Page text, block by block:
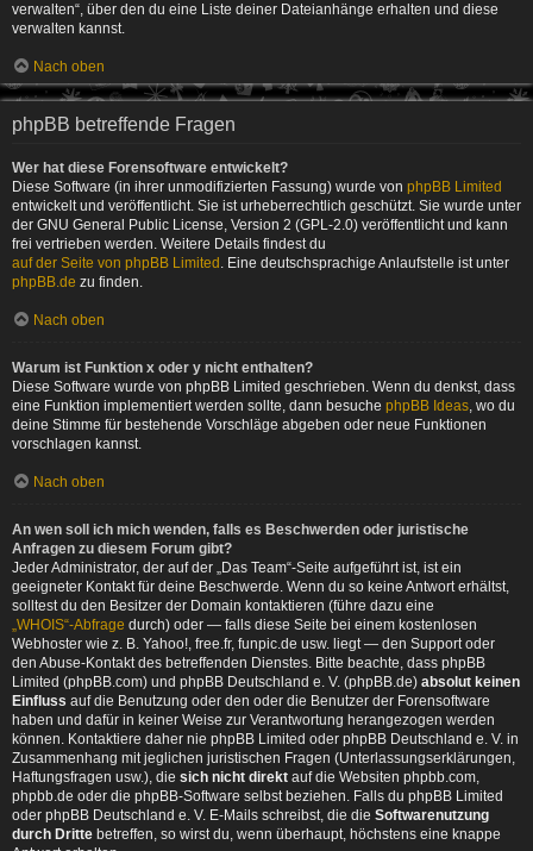
verwalten“, über den du eine Liste deiner Dateianhänge erhalten und diese
verwalten kannst.
Nach oben
phpBB betreffende Fragen
Wer hat diese Forensoftware entwickelt?
Diese Software (in ihrer unmodifizierten Fassung) wurde von phpBB Limited
entwickelt und veröffentlicht. Sie ist urheberrechtlich geschützt. Sie wurde unter
der GNU General Public License, Version 2 (GPL-2.0) veröffentlicht und kann
frei vertrieben werden. Weitere Details findest du
auf der Seite von phpBB Limited . Eine deutschsprachige Anlaufstelle ist unter
phpBB.de zu finden.
Nach oben
Warum ist Funktion x oder y nicht enthalten?
Diese Software wurde von phpBB Limited geschrieben. Wenn du denkst, dass
eine Funktion implementiert werden sollte, dann besuche phpBB Ideas, wo du
deine Stimme für bestehende Vorschläge abgeben oder neue Funktionen
vorschlagen kannst.
Nach oben
An wen soll ich mich wenden, falls es Beschwerden oder juristische
Anfragen zu diesem Forum gibt?
Jeder Administrator, der auf der „Das Team“-Seite aufgeführt ist, ist ein
geeigneter Kontakt für deine Beschwerde. Wenn du so keine Antwort erhältst,
solltest du den Besitzer der Domain kontaktieren (führe dazu eine
„WHOIS“-Abfrage durch) oder — falls diese Seite bei einem kostenlosen
Webhoster wie z. B. Yahoo!, free.fr, funpic.de usw. liegt — den Support oder
den Abuse-Kontakt des betreffenden Dienstes. Bitte beachte, dass phpBB
Limited (phpBB.com) und phpBB Deutschland e. V. (phpBB.de) absolut keinen
Einfluss auf die Benutzung oder den oder die Benutzer der Forensoftware
haben und dafür in keiner Weise zur Verantwortung herangezogen werden
können. Kontaktiere daher nie phpBB Limited oder phpBB Deutschland e. V. in
Zusammenhang mit jeglichen juristischen Fragen (Unterlassungserklärungen,
Haftungsfragen usw.), die sich nicht direkt auf die Websiten phpbb.com,
phpbb.de oder die phpBB-Software selbst beziehen. Falls du phpBB Limited
oder phpBB Deutschland e. V. E-Mails schreibst, die die Softwarenutzung
durch Dritte betreffen, so wirst du, wenn überhaupt, höchstens eine knappe